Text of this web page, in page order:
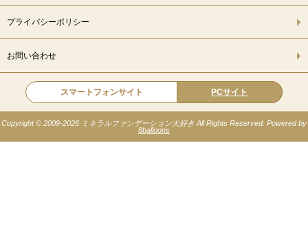
プライバシーポリシー
お問い合わせ
スマートフォンサイト PCサイト
Copyright © 2009-2026 ミネラルファンデーション大好き All Rights Reserved. Powered by
8balloons